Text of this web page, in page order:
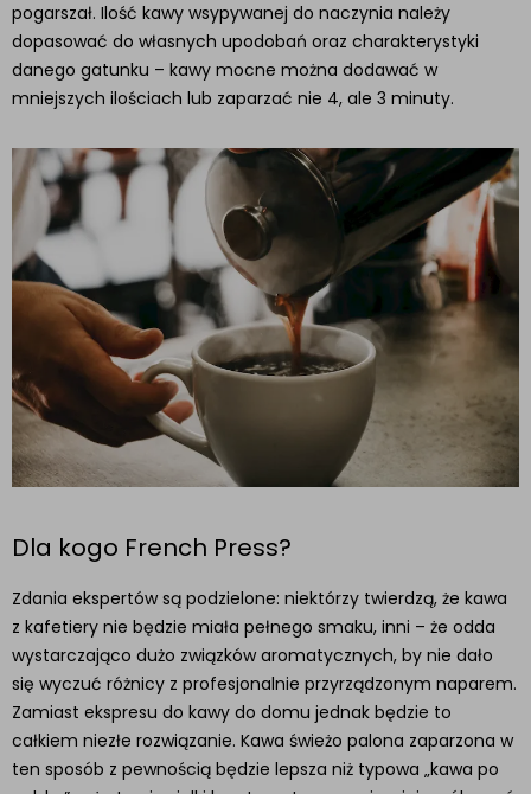
pogarszał. Ilość kawy wsypywanej do naczynia należy
dopasować do własnych upodobań oraz charakterystyki
danego gatunku – kawy mocne można dodawać w
mniejszych ilościach lub zaparzać nie 4, ale 3 minuty.
Dla kogo French Press?
Zdania ekspertów są podzielone: niektórzy twierdzą, że kawa
z kafetiery nie będzie miała pełnego smaku, inni – że odda
wystarczająco dużo związków aromatycznych, by nie dało
się wyczuć różnicy z profesjonalnie przyrządzonym naparem.
Zamiast ekspresu do kawy do domu jednak będzie to
całkiem niezłe rozwiązanie. Kawa świeżo palona zaparzona w
ten sposób z pewnością będzie lepsza niż typowa „kawa po